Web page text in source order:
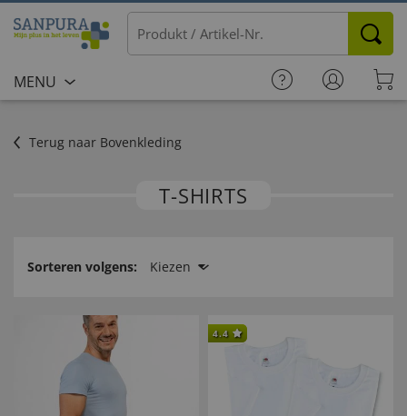
MENU
Terug naar Bovenkleding
T-SHIRTS
Sorteren volgens: Kiezen
4.4